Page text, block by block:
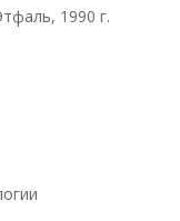
1990 г.